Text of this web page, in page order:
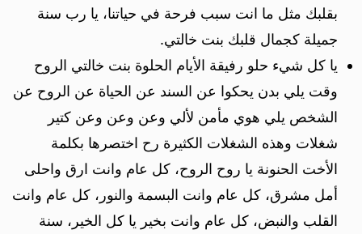
بقلبك مثل ما انت سبب فرحة في حياتنا، يا رب سنة
جميلة كجمال قلبك بنت خالتي.
يا كل شيء حلو رفيقة الأيام الحلوة بنت خالتي الروح
وقت يلي بدن يحكوا عن السند عن الحياة عن الروح عن
الشخص يلي هوي مأمن لألي وعن وعن وعن كتير
شغلات وهذه الشغلات الكثيرة رح اختصرها بكلمة
الأخت الحنونة يا روح الروح، كل عام وانت ارق واحلى
أمل مشرق، كل عام وانت البسمة والنور، كل عام وانت
القلب والنبض، كل عام وانت بخير يا كل الخير، سنة